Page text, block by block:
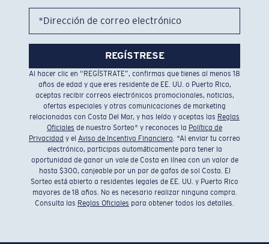
*Dirección de correo electrónico
REGÍSTRESE
Al hacer clic en “REGÍSTRATE”, confirmas que tienes al menos 18
años de edad y que eres residente de EE. UU. o Puerto Rico,
aceptas recibir correos electrónicos promocionales, noticias,
ofertas especiales y otras comunicaciones de marketing
relacionadas con Costa Del Mar, y has leído y aceptas las Reglas
Oficiales de nuestro Sorteo* y reconoces la Política de
Privacidad y el Aviso de Incentivo Financiero. *Al enviar tu correo
electrónico, participas automáticamente para tener la
oportunidad de ganar un vale de Costa en línea con un valor de
hasta $300, canjeable por un par de gafas de sol Costa. El
Sorteo está abierto a residentes legales de EE. UU. y Puerto Rico
mayores de 18 años. No es necesario realizar ninguna compra.
Consulta las Reglas Oficiales para obtener todos los detalles.